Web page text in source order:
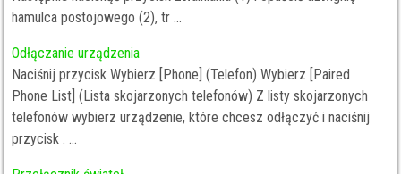
hamulca postojowego (2), tr ...
Odłączanie urządzenia
Naciśnij przycisk Wybierz [Phone] (Telefon) Wybierz [Paired
Phone List] (Lista skojarzonych telefonów) Z listy skojarzonych
telefonów wybierz urządzenie, które chcesz odłączyć i naciśnij
przycisk . ...